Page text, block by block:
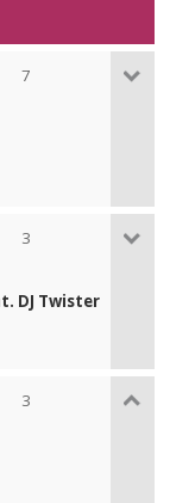
7
3
DJ Twister
3